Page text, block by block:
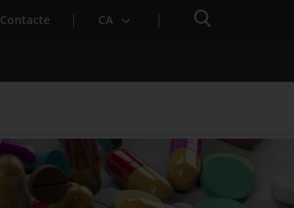
Contacte CA Cercador